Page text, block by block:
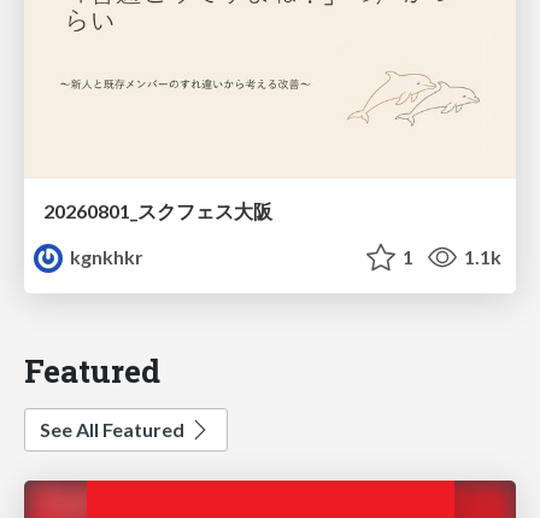
20260801_スクフェス大阪
kgnkhkr
1 1.1k
Featured
See All Featured